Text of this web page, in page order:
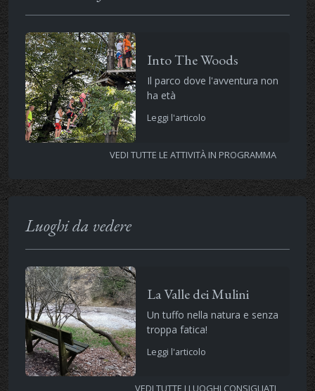
Into The Woods
Il parco dove l'avventura non
ha età
Leggi l'articolo
VEDI TUTTE LE ATTIVITÀ IN PROGRAMMA
Luoghi da vedere
La Valle dei Mulini
Un tuffo nella natura e senza
troppa fatica!
Leggi l'articolo
VEDI TUTTE I LUOGHI CONSIGLIATI